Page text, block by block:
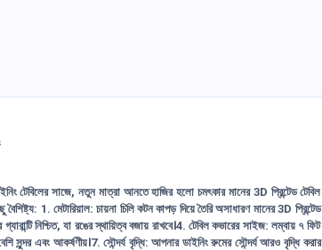
টেবিলের সাজে, নতুন মাত্রা আনতে হাজির হলো চমৎকার মানের 3D প্রিন্টেড টেবিল
1. মেটারিয়াল: চায়না চিলি কটন কাপড় দিয়ে তৈরি অসাধারণ মানের 3D প্রিন্টেড
নিশ্চিত, যা রঙের স্থায়িত্ব বজায় রাখবে।4. টেবিল কভারের সাইজ: লম্বায় ৭ ফিট
সুন্দর এবং আকর্ষণীয়।7. সৌন্দর্য বৃদ্ধি: আপনার ডাইনিং রুমের সৌন্দর্য আরও বৃদ্ধি করার